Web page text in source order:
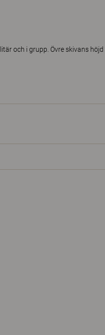
och i grupp. Övre skivans höjd